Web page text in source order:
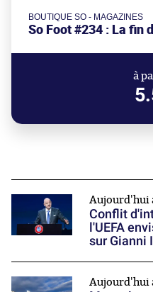
BOUTIQUE SO - MAGAZINES
So Foot #234 : La fin
à
Aujourd'hui
Conflit
l'UEFA
sur Gianni
Aujourd'hui